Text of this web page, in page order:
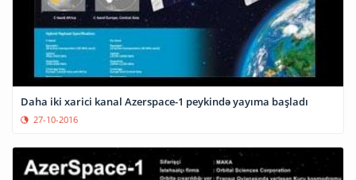
Daha iki xarici kanal Azerspace-1 peykində yayıma başladı
27-10-2016